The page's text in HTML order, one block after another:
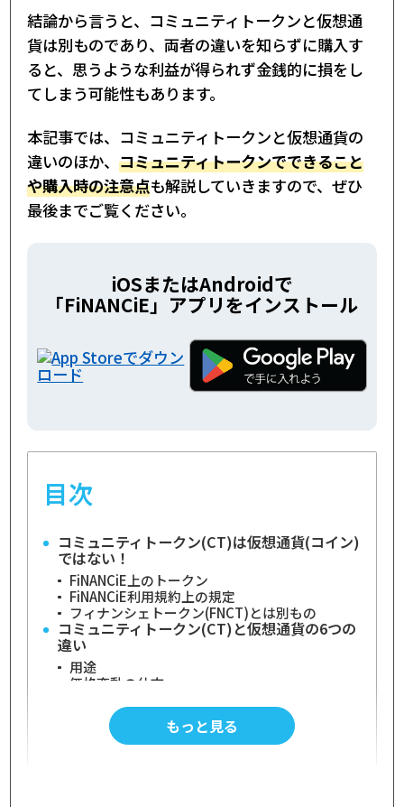
結論から言うと、コミュニティトークンと仮想通
貨は別ものであり、両者の違いを知らずに購入す
ると、思うような利益が得られず金銭的に損をし
てしまう可能性もあります。
本記事では、コミュニティトークンと仮想通貨の
違いのほか、 コミュニティトークンでできること
や購入時の注意点も解説していきますので、ぜひ
最後までご覧ください。
iOSまたはAndroidで
「FiNANCiE」アプリをインストール
目次
コミュニティトークン(CT)は仮想通貨(コイン)
ではない！
FiNANCiE上のトークン
FiNANCiE利用規約上の規定
フィナンシェトークン(FNCT)とは別もの
コミュニティトークン(CT)と仮想通貨の6つの
違い
用途
価格変動の仕方
発行者・管理者
発行数
買える場所
もっと見る